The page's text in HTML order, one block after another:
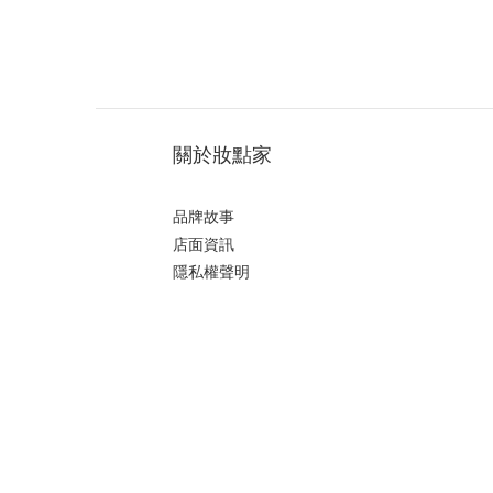
關於妝點家
品牌故事
店面資訊
隱私權聲明